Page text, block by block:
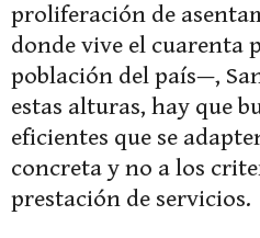
proliferación de
donde vive el cuarenta
población del país—,
estas alturas, hay que
eficientes que se
concreta y no a los
prestación de servicios.